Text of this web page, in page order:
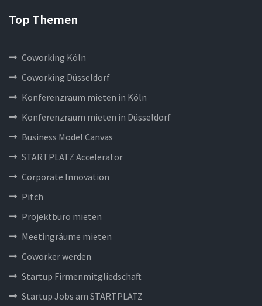
Top Themen
Coworking Köln
Coworking Düsseldorf
Konferenzraum mieten in Köln
Konferenzraum mieten in Düsseldorf
Business Model Canvas
STARTPLATZ Accelerator
Corporate Innovation
Pitch
Projektbüro mieten
Meetingräume mieten
Coworker werden
Startup Firmenmitgliedschaft
Startup Jobs am STARTPLATZ